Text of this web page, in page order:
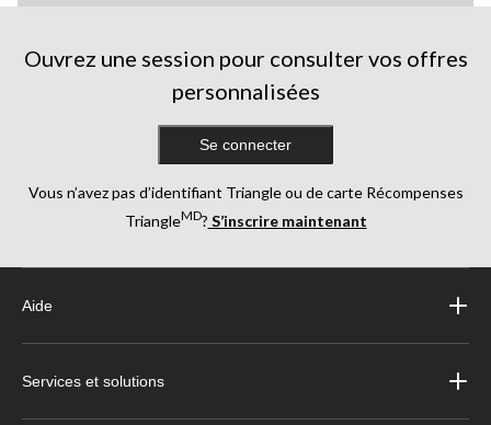
Ouvrez une session pour consulter vos offres
personnalisées
Se connecter
Vous n’avez pas d’identifiant Triangle ou de carte Récompenses
TriangleMD? S’inscrire maintenant
Aide
Services et solutions